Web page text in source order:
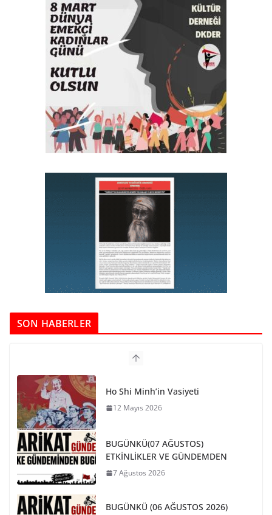
SON HABERLER
Ho Shi Minh’in Vasiyeti
12 Mayıs 2026
BUGÜNKÜ(07 AĞUSTOS)
ETKİNLİKLER VE GÜNDEMDEN
7 Ağustos 2026
BUGÜNKÜ (06 AĞUSTOS 2026)